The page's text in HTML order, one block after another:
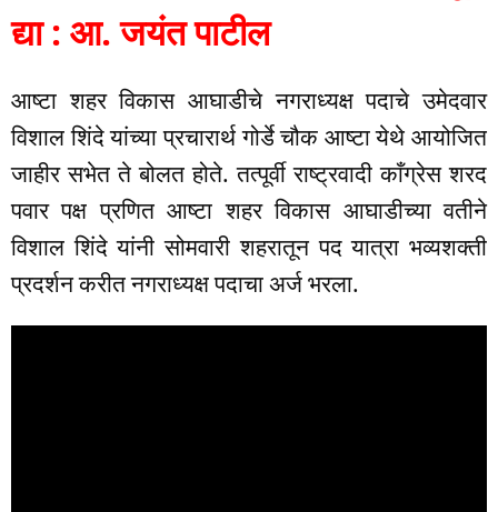
द्या : आ. जयंत पाटील
आष्टा शहर विकास आघाडीचे नगराध्यक्ष पदाचे उमेदवार
विशाल शिंदे यांच्या प्रचारार्थ गोर्डे चौक आष्टा येथे आयोजित
जाहीर सभेत ते बोलत होते. तत्पूर्वी राष्ट्रवादी काँग्रेस शरद
पवार पक्ष प्रणित आष्टा शहर विकास आघाडीच्या वतीने
विशाल शिंदे यांनी सोमवारी शहरातून पद यात्रा भव्यशक्ती
प्रदर्शन करीत नगराध्यक्ष पदाचा अर्ज भरला.